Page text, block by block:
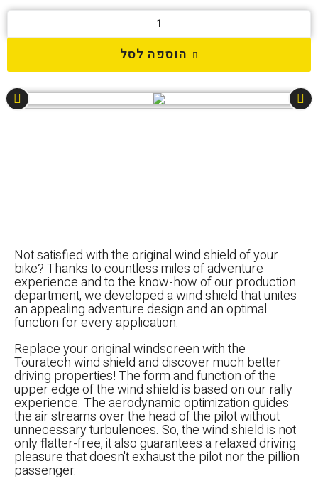
הוספה לסל
Not satisfied with the original wind shield of your
bike? Thanks to countless miles of adventure
experience and to the know-how of our production
department, we developed a wind shield that unites
an appealing adventure design and an optimal
function for every application.
Replace your original windscreen with the
Touratech wind shield and discover much better
driving properties! The form and function of the
upper edge of the wind shield is based on our rally
experience. The aerodynamic optimization guides
the air streams over the head of the pilot without
unnecessary turbulences. So, the wind shield is not
only flatter-free, it also guarantees a relaxed driving
pleasure that doesn't exhaust the pilot nor the pillion
passenger.